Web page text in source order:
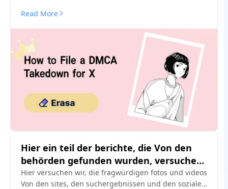
schritt für schritt
Read More
Hier ein teil der berichte, die Von den
behörden gefunden wurden, versuchen
sie mal, die berichte zu finden.
Hier versuchen wir, die fragwürdigen fotos und videos
Von den sites, den suchergebnissen und den sozialen